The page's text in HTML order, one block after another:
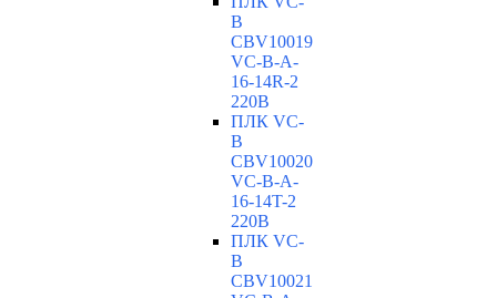
B
CBV10019
VC-В-A-
16-14R-2
220В
ПЛК VC-
B
CBV10020
VC-В-A-
16-14T-2
220В
ПЛК VC-
B
CBV10021